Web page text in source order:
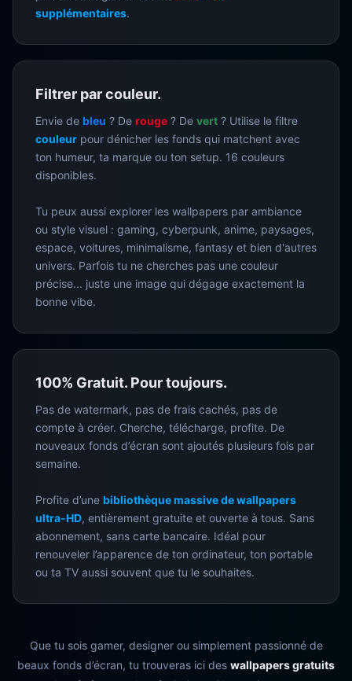
supplémentaires.
Filtrer par couleur.
Envie de bleu ? De rouge ? De vert ? Utilise le filtre
couleur pour dénicher les fonds qui matchent avec
ton humeur, ta marque ou ton setup. 16 couleurs
disponibles.
Tu peux aussi explorer les wallpapers par ambiance
ou style visuel : gaming, cyberpunk, anime, paysages,
espace, voitures, minimalisme, fantasy et bien d'autres
univers. Parfois tu ne cherches pas une couleur
précise... juste une image qui dégage exactement la
bonne vibe.
100% Gratuit. Pour toujours.
Pas de watermark, pas de frais cachés, pas de
compte à créer. Cherche, télécharge, profite. De
nouveaux fonds d’écran sont ajoutés plusieurs fois par
semaine.
Profite d’une bibliothèque massive de wallpapers
ultra-HD, entièrement gratuite et ouverte à tous. Sans
abonnement, sans carte bancaire. Idéal pour
renouveler l’apparence de ton ordinateur, ton portable
ou ta TV aussi souvent que tu le souhaites.
Que tu sois gamer, designer ou simplement passionné de
beaux fonds d’écran, tu trouveras ici des wallpapers gratuits